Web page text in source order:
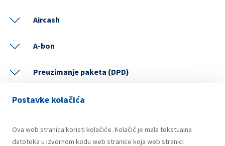
Postavke kolačića
Ova web stranica koristi kolačiće. Kolačić je mala tekstualna
datoteka u izvornom kodu web stranice koja web stranici
Aircash
A-bon
Preuzimanje paketa (DPD)
Plaćanje računa